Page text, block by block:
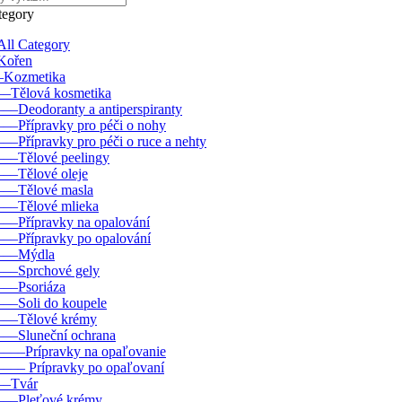
Category
kosmetika
a antiperspiranty
pro péči o nohy
pro péči o ruce a nehty
peelingy
oleje
masla
mlieka
na opalování
po opalování
gely
do koupele
krémy
ochrana
na opaľovanie
Prípravky po opaľovaní